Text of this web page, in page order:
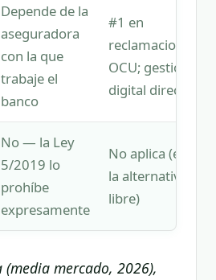
Depende de la
aseguradora
con la que
trabaje el
banco
#1 en
reclamaciones
OCU; gestión
digital directa
No — la Ley
5/2019 lo
prohíbe
expresamente
No aplica (es
la alternativa
libre)
(media mercado, 2026),